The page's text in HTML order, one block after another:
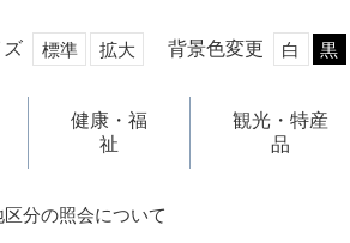
ズ 標準 拡大 背景色変更 白 黒
健康・福
祉
観光・特産
品
区分の照会について